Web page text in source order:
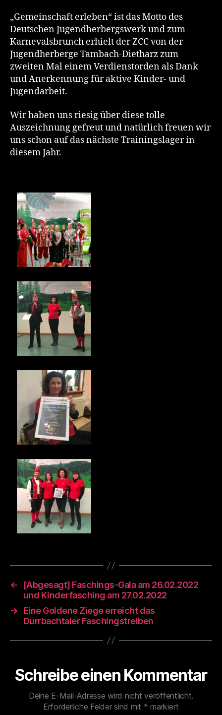
„Gemeinschaft erleben“ ist das Motto des
Deutschen Jugendherbergswerk und zum
Karnevalsbrunch erhielt der ZCC von der
Jugendherberge Tambach-Dietharz zum
zweiten Mal einem Verdienstorden als Dank
und Anerkennung für aktive Kinder- und
Jugendarbeit.
Wir haben uns riesig über diese tolle
Auszeichnung gefreut und natürlich freuen wir
uns schon auf das nächste Trainingslager in
diesem Jahr.
←
[Abgesagt] Faschings-Gala am 26.02.2022
und Kinderfasching am 27.02.2022
→
Eine Goldene Ziege erreicht das
Dürrbachtaler Faschingstreiben
Schreibe einen Kommentar
Deine E-Mail-Adresse wird nicht veröffentlicht.
Erforderliche Felder sind mit * markiert